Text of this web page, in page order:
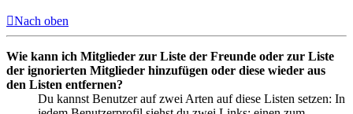
Nach oben
Wie kann ich Mitglieder zur Liste der Freunde oder zur Liste
der ignorierten Mitglieder hinzufügen oder diese wieder aus
den Listen entfernen?
Du kannst Benutzer auf zwei Arten auf diese Listen setzen: In